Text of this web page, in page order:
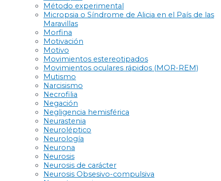
Método experimental
Micropsia o Síndrome de Alicia en el País de las
Maravillas
Morfina
Motivación
Motivo
Movimientos estereotipados
Movimientos oculares rápidos (MOR-REM)
Mutismo
Narcisismo
Necrofilia
Negación
Negligencia hemisférica
Neurastenia
Neuroléptico
Neurología
Neurona
Neurosis
Neurosis de carácter
Neurosis Obsesivo-compulsiva